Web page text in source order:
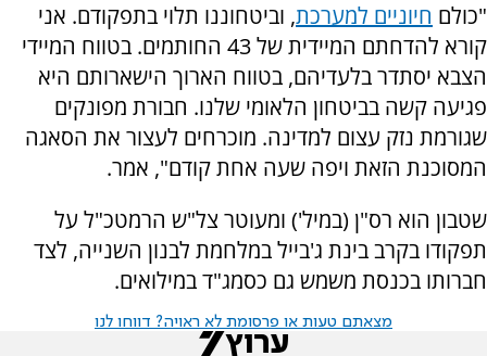
"כולם חיוניים למערכת, וביטחוננו תלוי בתפקודם. אני
קורא להדחתם המיידית של 43 החותמים. בטווח המיידי
הצבא יסתדר בלעדיהם, בטווח הארוך הישארותם היא
פגיעה קשה בביטחון הלאומי שלנו. חבורת מפונקים
שגורמת נזק עצום למדינה. מוכרחים לעצור את הסאגה
המסוכנת הזאת ויפה שעה אחת קודם", אמר.
שטבון הוא רס"ן (במיל') ומעוטר צל"ש הרמטכ"ל על
תפקודו בקרב בינת ג'בייל במלחמת לבנון השנייה, לצד
חברותו בכנסת משמש גם כסמג"ד במילואים.
מצאתם טעות או פרסומת לא ראויה? דווחו לנו